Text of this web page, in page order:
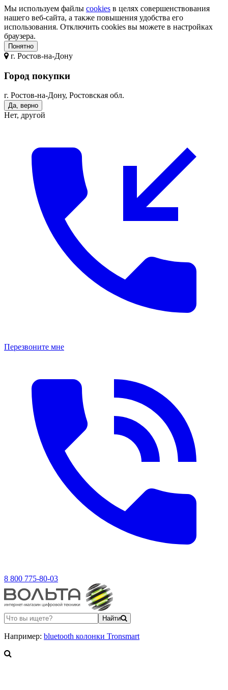
Мы используем файлы cookies в целях совершенствования
нашего веб-сайта, а также повышения удобства его
использования. Отключить cookies вы можете в настройках
браузера.
Понятно
г. Ростов-на-Дону
Город покупки
г. Ростов-на-Дону, Ростовская обл.
Да, верно
Нет, другой
Перезвоните мне
8 800 775-80-03
Найти
Например: bluetooth колонки Tronsmart